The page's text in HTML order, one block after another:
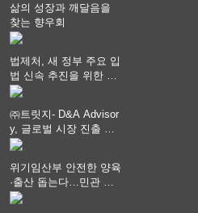
삶의 성장과 깨달음을
찾는 향우회
법제처, 새 정부 주요 입
법 신속 추진을 위한 중
앙부처 법무담당관 회의
㈜트릿지- D&A Advisor
y, 글로벌 시장 진출 위
한 전략적 업무협약 체
위기임산부 안전한 양육
·출산 돕는다…민관 협
력체계 구축